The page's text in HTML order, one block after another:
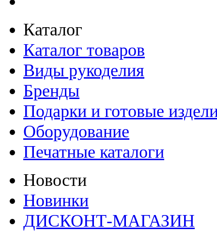
Каталог
Каталог товаров
Виды рукоделия
Бренды
Подарки и готовые
Оборудование
Печатные каталоги
Новости
Новинки
ДИСКОНТ-МАГАЗИН